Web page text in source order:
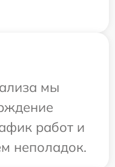
мы
работ и
неполадок.